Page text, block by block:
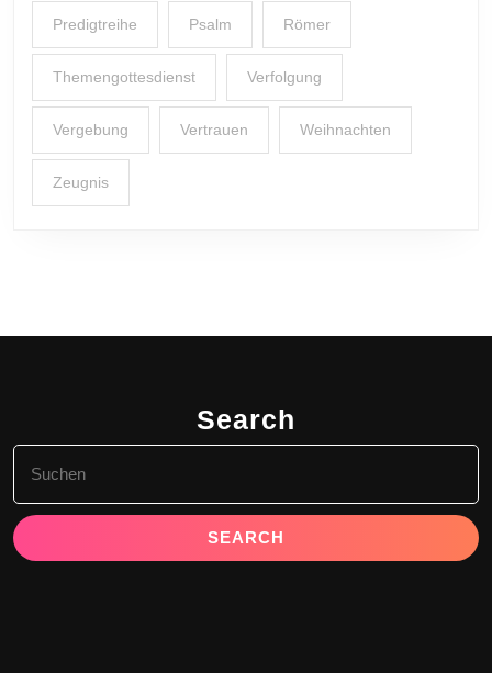
Predigtreihe Psalm Römer
Themengottesdienst Verfolgung
Vergebung Vertrauen Weihnachten
Zeugnis
Search
for: